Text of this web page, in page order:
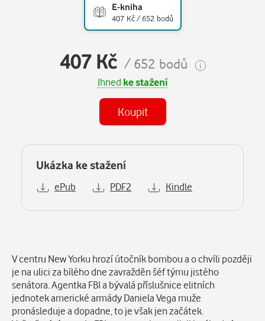
E-kniha
407 Kč / 652 bodů
407 Kč / 652 bodů
Ihned ke stažení
Koupit
Ukázka ke stažení
ePub PDF2 Kindle
V centru New Yorku hrozí útočník bombou a o chvíli později
je na ulici za bílého dne zavražděn šéf týmu jistého
senátora. Agentka FBI a bývalá příslušnice elitních
jednotek americké armády Daniela Vega muže
pronásleduje a dopadne, to je však jen začátek.